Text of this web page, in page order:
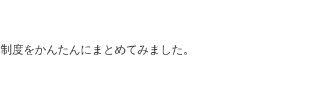
度をかんたんにまとめてみました。